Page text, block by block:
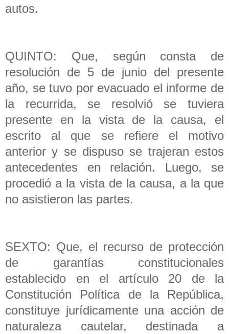
autos.
QUINTO: Que, según consta de
resolución de 5 de junio del presente
año, se tuvo por evacuado el informe de
la recurrida, se resolvió se tuviera
presente en la vista de la causa, el
escrito al que se refiere el motivo
anterior y se dispuso se trajeran estos
antecedentes en relación. Luego, se
procedió a la vista de la causa, a la que
no asistieron las partes.
SEXTO: Que, el recurso de protección
de garantías constitucionales
establecido en el artículo 20 de la
Constitución Política de la República,
constituye jurídicamente una acción de
naturaleza cautelar, destinada a